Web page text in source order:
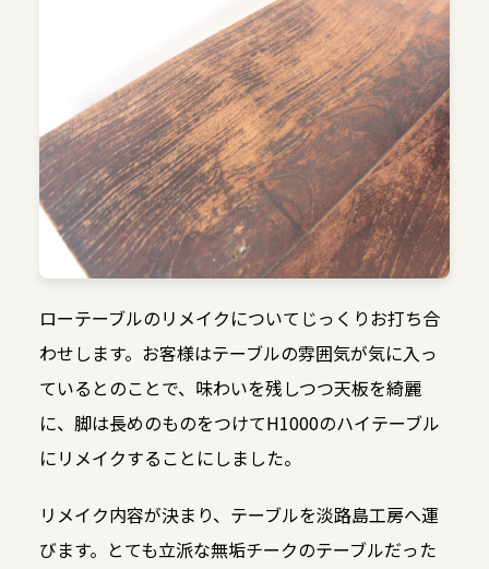
ローテーブルのリメイクについてじっくりお打ち合
わせします。お客様はテーブルの雰囲気が気に入っ
ているとのことで、味わいを残しつつ天板を綺麗
に、脚は長めのものをつけてH1000のハイテーブル
にリメイクすることにしました。
リメイク内容が決まり、テーブルを淡路島工房へ運
びます。とても立派な無垢チークのテーブルだった